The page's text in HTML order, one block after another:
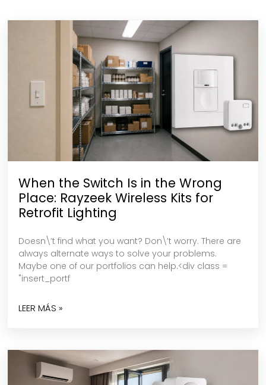
When the Switch Is in the Wrong
Place: Rayzeek Wireless Kits for
Retrofit Lighting
Doesn\’t find what you want? Don\’t worry. There are
always alternate ways to solve your problems.
Maybe one of our portfolios can help.<div class =
"insert_portf
LEER MÁS »